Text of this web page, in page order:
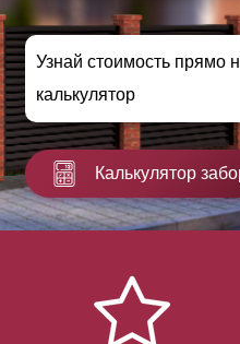
Узнай стоимость прямо
калькулятор
Калькулятор